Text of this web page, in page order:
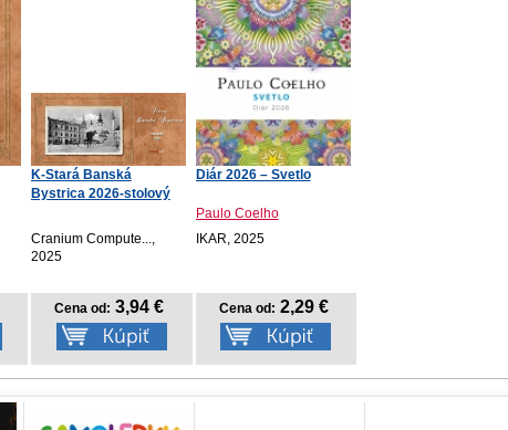
K-Stará Banská
Bystrica 2026-stolový
Cranium Compute...,
2025
Cena od: 3,94 €
Diár 2026 – Svetlo
Paulo Coelho
IKAR, 2025
Cena od: 2,29 €